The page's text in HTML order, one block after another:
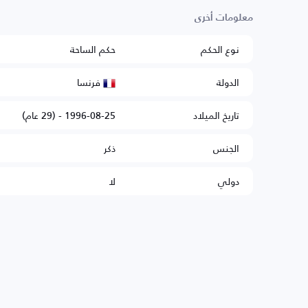
معلومات أخرى
نوع الحكم
حكم الساحة
الدولة
فرنسا
تاريخ الميلاد
1996-08-25 - (29 عام)
الجنس
ذكر
دولي
لا